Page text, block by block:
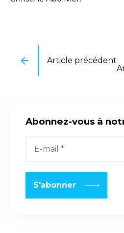
Article précédent
Abonnez-vous à